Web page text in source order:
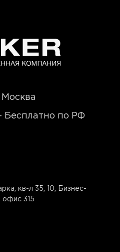
Москва
Бесплатно по РФ
кв-л 35, 10, Бизнес-
офис 315